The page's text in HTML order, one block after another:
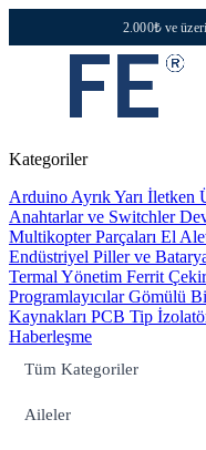
2.000₺ ve
Kategoriler
Arduino Ayrık Yarı İletken
Anahtarlar ve Switchler
Multikopter Parçaları El
Endüstriyel Piller ve
Termal Yönetim Ferrit
ProgramlayıcılarGömülü
Kaynakları PCB Tip
Haberleşme
Tüm Kategoriler
Aileler